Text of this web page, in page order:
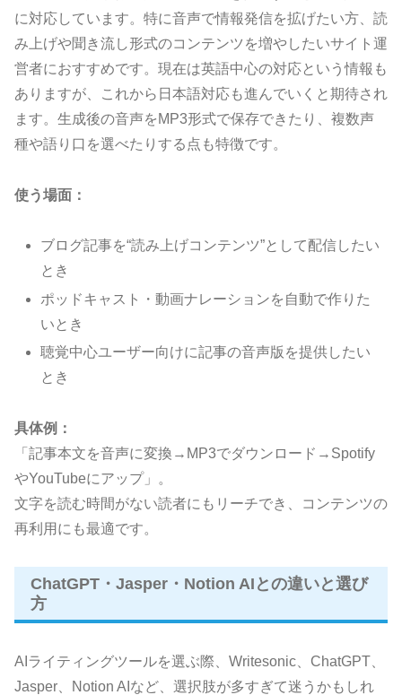
に対応しています。特に音声で情報発信を拡げたい方、読
み上げや聞き流し形式のコンテンツを増やしたいサイト運
営者におすすめです。現在は英語中心の対応という情報も
ありますが、これから日本語対応も進んでいくと期待され
ます。生成後の音声をMP3形式で保存できたり、複数声
種や語り口を選べたりする点も特徴です。
使う場面：
ブログ記事を“読み上げコンテンツ”として配信したい
とき
ポッドキャスト・動画ナレーションを自動で作りた
いとき
聴覚中心ユーザー向けに記事の音声版を提供したい
とき
具体例：
「記事本文を音声に変換→MP3でダウンロード→Spotify
やYouTubeにアップ」。
文字を読む時間がない読者にもリーチでき、コンテンツの
再利用にも最適です。
ChatGPT・Jasper・Notion AIとの違いと選び
方
AIライティングツールを選ぶ際、Writesonic、ChatGPT、
Jasper、Notion AIなど、選択肢が多すぎて迷うかもしれ